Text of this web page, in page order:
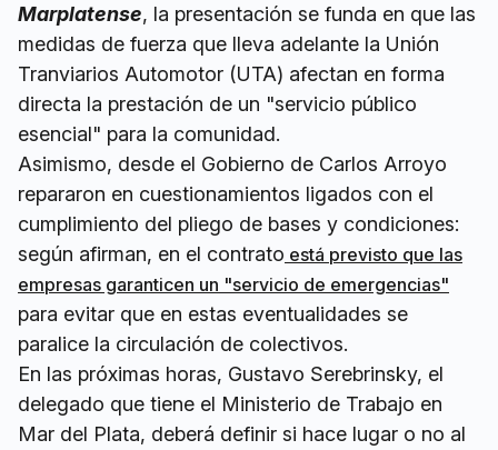
Marplatense, la presentación se funda en que las
medidas de fuerza que lleva adelante la Unión
Tranviarios Automotor (UTA) afectan en forma
directa la prestación de un "servicio público
esencial" para la comunidad.
Asimismo, desde el Gobierno de Carlos Arroyo
repararon en cuestionamientos ligados con el
cumplimiento del pliego de bases y condiciones:
según afirman, en el contrato está previsto que las
empresas garanticen un "servicio de emergencias"
para evitar que en estas eventualidades se
paralice la circulación de colectivos.
En las próximas horas, Gustavo Serebrinsky, el
delegado que tiene el Ministerio de Trabajo en
Mar del Plata, deberá definir si hace lugar o no al